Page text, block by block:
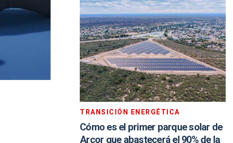
TRANSICIÓN ENERGÉTICA
Cómo es el primer parque solar de
Arcor que abastecerá el 90% de la